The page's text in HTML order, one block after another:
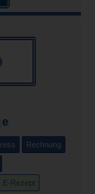
Rechnung
E-Rezept